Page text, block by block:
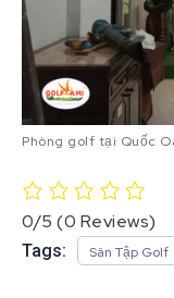
Phòng golf tại Quốc
0/5 (0 Reviews)
Tags: Sân Tập Golf